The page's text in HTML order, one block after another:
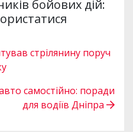
бойових дій:
стрілянину поруч
самостійно: поради
для водіїв Дніпра